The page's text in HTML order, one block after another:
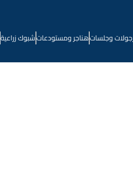
وجلساتهناجر ومستودعاتشبوك زراعية